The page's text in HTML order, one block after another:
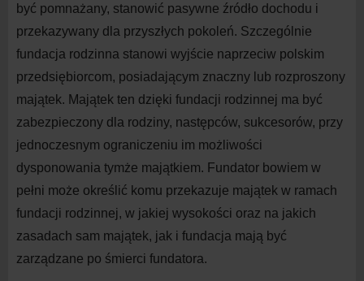
być pomnażany, stanowić pasywne źródło dochodu i
przekazywany dla przyszłych pokoleń. Szczególnie
fundacja rodzinna stanowi wyjście naprzeciw polskim
przedsiębiorcom, posiadającym znaczny lub rozproszony
majątek. Majątek ten dzięki fundacji rodzinnej ma być
zabezpieczony dla rodziny, następców, sukcesorów, przy
jednoczesnym ograniczeniu im możliwości
dysponowania tymże majątkiem. Fundator bowiem w
pełni może określić komu przekazuje majątek w ramach
fundacji rodzinnej, w jakiej wysokości oraz na jakich
zasadach sam majątek, jak i fundacja mają być
zarządzane po śmierci fundatora.